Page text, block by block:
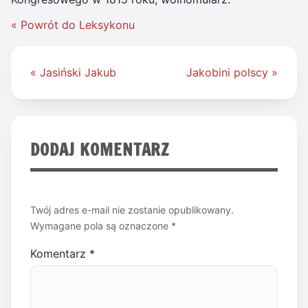
« Powrót do Leksykonu
Nawigacja
« Jasiński Jakub Jakobini polscy »
DODAJ KOMENTARZ
Twój adres e-mail nie zostanie opublikowany.
Wymagane pola są oznaczone *
Komentarz *